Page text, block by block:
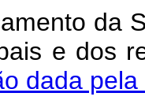
da
e dos
dada